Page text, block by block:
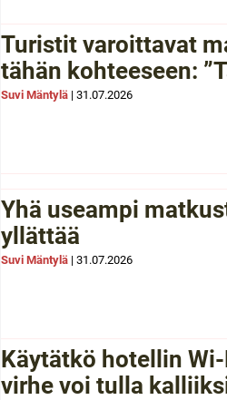
Turistit varoittavat
tähän kohteeseen:
Suvi Mäntylä | 31.07.2026
Yhä useampi
yllättää
Suvi Mäntylä | 31.07.2026
Käytätkö hotellin
virhe voi tulla